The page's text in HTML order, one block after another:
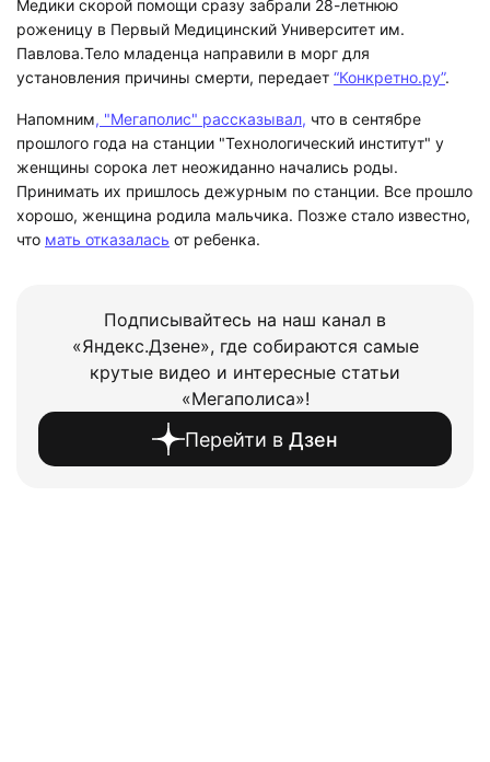
Медики скорой помощи сразу забрали 28-летнюю
роженицу в Первый Медицинский Университет им.
Павлова.Тело младенца направили в морг для
установления причины смерти, передает “Конкретно.ру”.
Напомним, "Мегаполис" рассказывал, что в сентябре
прошлого года на станции "Технологический институт" у
женщины сорока лет неожиданно начались роды.
Принимать их пришлось дежурным по станции. Все прошло
хорошо, женщина родила мальчика. Позже стало известно,
что мать отказалась от ребенка.
Подписывайтесь на наш канал в
«Яндекс.Дзене», где собираются самые
крутые видео и интересные статьи
«Мегаполиса»!
Перейти в Дзен